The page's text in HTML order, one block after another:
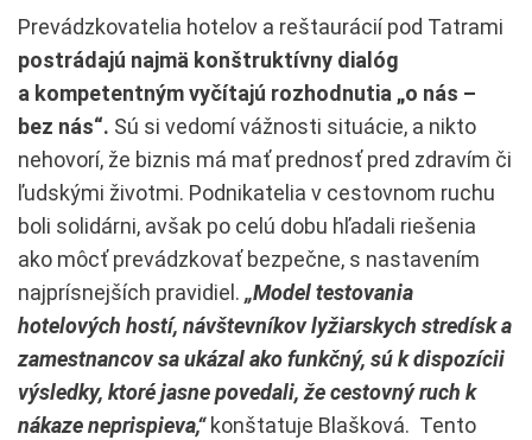
Prevádzkovatelia hotelov a reštaurácií pod Tatrami
postrádajú najmä konštruktívny dialóg
a kompetentným vyčítajú rozhodnutia „o nás –
bez nás“. Sú si vedomí vážnosti situácie, a nikto
nehovorí, že biznis má mať prednosť pred zdravím či
ľudskými životmi. Podnikatelia v cestovnom ruchu
boli solidárni, avšak po celú dobu hľadali riešenia
ako môcť prevádzkovať bezpečne, s nastavením
najprísnejších pravidiel. „Model testovania
hotelových hostí, návštevníkov lyžiarskych stredísk a
zamestnancov sa ukázal ako funkčný, sú k dispozícii
výsledky, ktoré jasne povedali, že cestovný ruch k
nákaze neprispieva,“konštatuje Blašková. Tento